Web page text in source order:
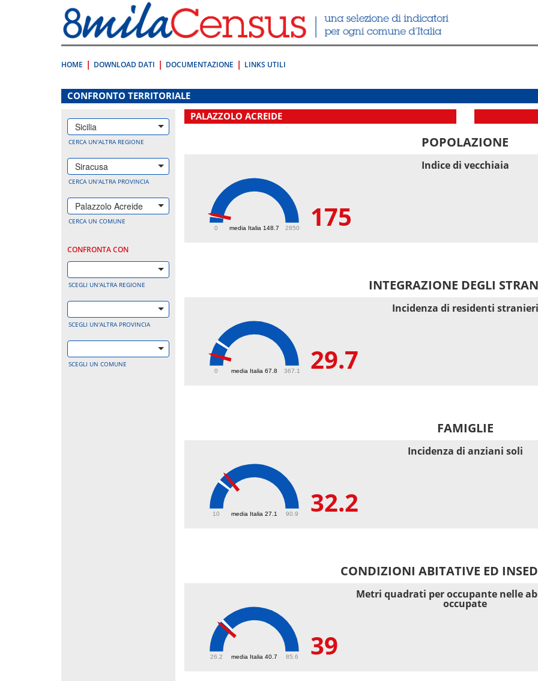
direttamente
a:
Contenuto
HOME DOWNLOAD DATI DOCUMENTAZIONE LINKS UTILI
.
CONFRONTO TERRITORIALE
Sicilia
CERCA UN'ALTRA REGIONE
Siracusa
CERCA UN'ALTRA PROVINCIA
Palazzolo Acreide
CERCA UN COMUNE
CONFRONTA CON
SCEGLI UN'ALTRA REGIONE
SCEGLI UN'ALTRA PROVINCIA
SCEGLI UN COMUNE
PALAZZOLO ACREIDE
POPOLAZIONE
media Italia 148.7
0 2850 175
Indice di vecchiaia
INTEGRAZIONE DEGLI
media Italia 67.8
0 367.1 29.7
Incidenza di residenti stranieri
FAMIGLIE
media Italia 27.1
10 90.9 32.2
Incidenza di anziani soli
CONDIZIONI ABITATIVE ED
media Italia 40.7
26.2 85.6 39
Metri quadrati per occupante nelle
occupate